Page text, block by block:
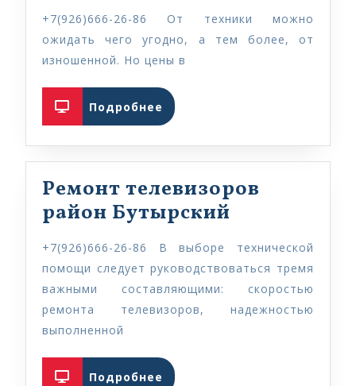
в
Крылатском
+7(926)666-26-86 От техники можно
ожидать чего угодно, а тем более, от
изношенной. Но цены в
Подробнее
Подробнее
Ремонт телевизоров
район Бутырский
район
Бутырский
+7(926)666-26-86 В выборе технической
помощи следует руководствоваться тремя
важными составляющими: скоростью
ремонта телевизоров, надежностью
выполненной
Подробнее
Подробнее